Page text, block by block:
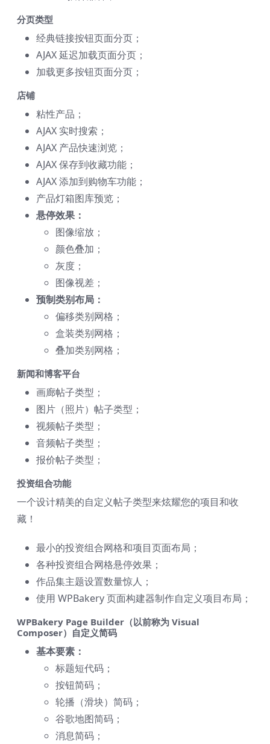
分页类型
经典链接按钮页面分页；
AJAX 延迟加载页面分页；
加载更多按钮页面分页；
店铺
粘性产品；
AJAX 实时搜索；
AJAX 产品快速浏览；
AJAX 保存到收藏功能；
AJAX 添加到购物车功能；
产品灯箱图库预览；
悬停效果：
图像缩放；
颜色叠加；
灰度；
图像视差；
预制类别布局：
偏移类别网格；
盒装类别网格；
叠加类别网格；
新闻和博客平台
画廊帖子类型；
图片（照片）帖子类型；
视频帖子类型；
音频帖子类型；
报价帖子类型；
投资组合功能
一个设计精美的自定义帖子类型来炫耀您的项目和收
藏！
最小的投资组合网格和项目页面布局；
各种投资组合网格悬停效果；
作品集主题设置数量惊人；
使用 WPBakery 页面构建器制作自定义项目布局；
WPBakery Page Builder（以前称为 Visual
Composer）自定义简码
基本要素：
标题短代码；
按钮简码；
轮播（滑块）简码；
谷歌地图简码；
消息简码；